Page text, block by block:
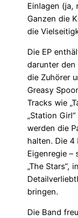
Einlagen (ja,
Ganzen die
die
Die EP
darunter den
die Zuhörer
Greasy
Tracks wie
„Station
werden die
halten. Die 4
Eigenregie –
„The Stars“,
bringen.
Die Band